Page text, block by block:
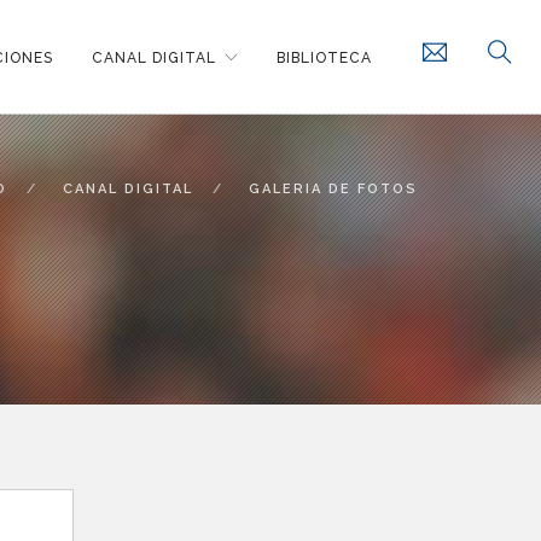
CANAL DIGITAL BIBLIOTECA
CANAL DIGITAL GALERIA DE FOTOS